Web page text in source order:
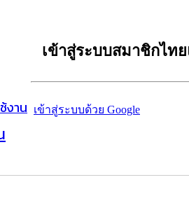
งาน
เข้าสู่ระบบสมาชิกไท
เข้าสู่ระบบด้วย Google